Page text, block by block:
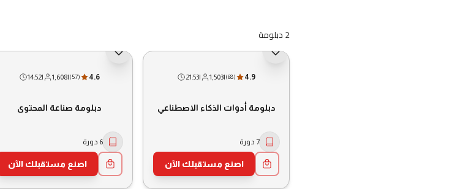
2 دبلومة
4.9
(68)
|
1,503
|
21:53
دبلومة أدوات الذكاء الاصطناعي
7 دورة
اصنع مستقبلك الآن
4.6
(57)
|
1,608
|
14:52
دبلومة صناعة المحتوى
6 دورة
اصنع مستقبلك الآن